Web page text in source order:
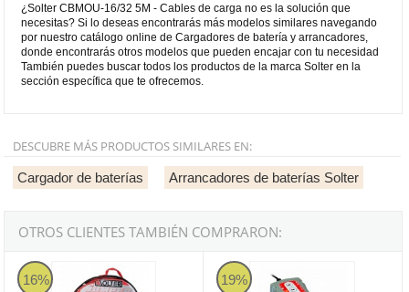
¿Solter CBMOU-16/32 5M - Cables de carga no es la solución que
necesitas? Si lo deseas encontrarás más modelos similares navegando
por nuestro catálogo online de Cargadores de batería y arrancadores,
donde encontrarás otros modelos que pueden encajar con tu necesidad
También puedes buscar todos los productos de la marca Solter en la
sección específica que te ofrecemos.
DESCUBRE MÁS PRODUCTOS SIMILARES EN:
Cargador de baterías Arrancadores de baterías Solter
OTROS CLIENTES TAMBIÉN COMPRARON:
16%
Cable de arranque Solter Cu 16mm/3m/220 A
19%
Solter INVERCAR 530 -